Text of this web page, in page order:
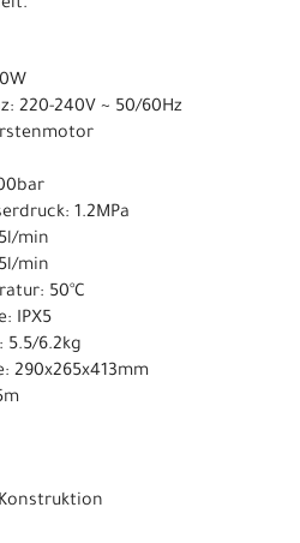
220-240V ~ 50/60Hz
1.2MPa
min
min
50°C
IPX5
5.5/6.2kg
290x265x413mm